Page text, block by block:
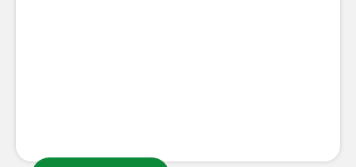
Was ist AllgäuStrom 100%?